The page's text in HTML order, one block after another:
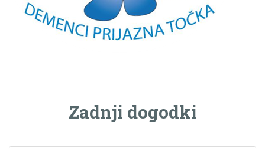
Zadnji dogodki